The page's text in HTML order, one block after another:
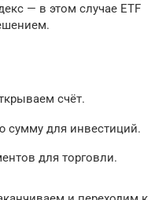
— в этом случае ETF
счёт.
сумму для инвестиций.
для торговли.